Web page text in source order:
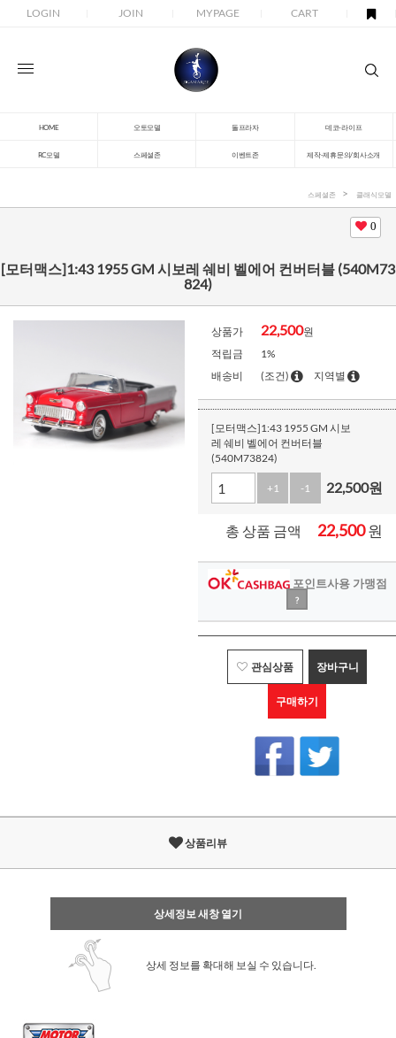
LOGIN JOIN MYPAGE CART
HOME 오토모델 돌프라자 데코-라이프
RC모델 스페셜존 이벤트존 제작-제휴문의/회사소개
스페셜존 클래식모델
0
[모터맥스]1:43 1955 GM 시보레 쉐비 벨에어 컨버터블 (540M73
824)
상품가 22,500원
적립금
1%
배송비
(조건) 지역별
[모터맥스]1:43 1955 GM 시보
레 쉐비 벨에어 컨버터블
(540M73824)
+1 -1 22,500원
총 상품 금액 22,500원
포인트사용 가맹점
?
관심상품 장바구니
구매하기
상품리뷰
상세정보 새창 열기
상세 정보를 확대해 보실 수 있습니다.